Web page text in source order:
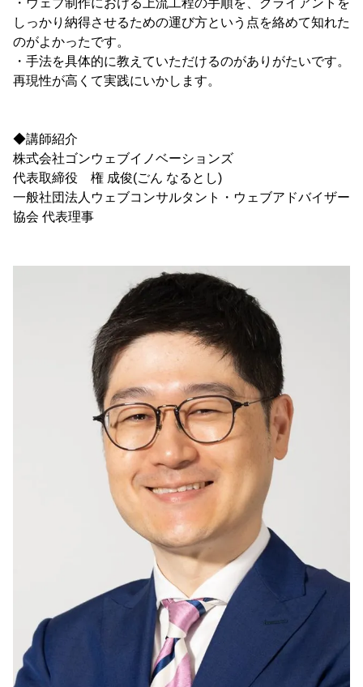
しっかり納得させるための運び方という点を絡めて知れた
のがよかったです。
・手法を具体的に教えていただけるのがありがたいです。
再現性が高くて実践にいかします。
◆講師紹介
株式会社ゴンウェブイノベーションズ
代表取締役 権 成俊(ごん なるとし)
一般社団法人ウェブコンサルタント・ウェブアドバイザー
協会 代表理事